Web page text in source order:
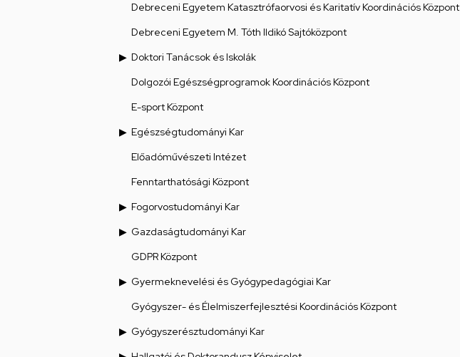
Debreceni Egyetem Katasztrófaorvosi és Karitatív Koordinációs Központ
Debreceni Egyetem M. Tóth Ildikó Sajtóközpont
Doktori Tanácsok és Iskolák
Dolgozói Egészségprogramok Koordinációs Központ
E-sport Központ
Egészségtudományi Kar
Előadóművészeti Intézet
Fenntarthatósági Központ
Fogorvostudományi Kar
Gazdaságtudományi Kar
GDPR Központ
Gyermeknevelési és Gyógypedagógiai Kar
Gyógyszer- és Élelmiszerfejlesztési Koordinációs Központ
Gyógyszerésztudományi Kar